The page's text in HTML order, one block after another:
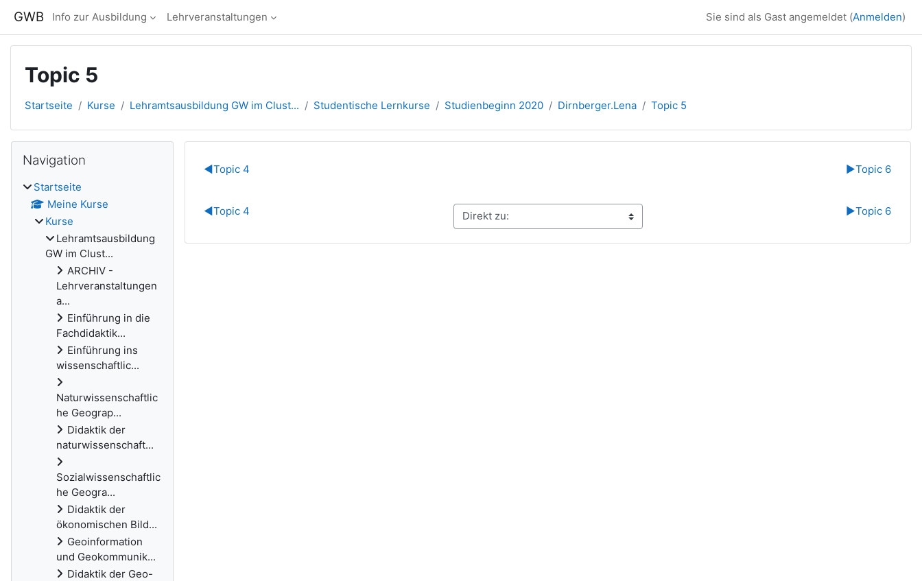
GWB Info zur Ausbildung Lehrveranstaltungen Sie sind als Gast angemeldet (Anmelden)
Topic 5
Startseite Kurse Lehramtsausbildung GW im Clust... Studentische Lernkurse Studienbeginn 2020 Dirnberger.Lena Topic 5
Abschnittsübersicht
◀︎Topic 4 ▶︎Topic 6
◀︎Topic 4 ▶︎Topic 6
Blöcke
Navigation
Startseite
Meine Kurse
Kurse
Lehramtsausbildung
GW im Clust...
ARCHIV -
Lehrveranstaltungen
a...
Einführung in die
Fachdidaktik...
Einführung ins
wissenschaftlic...
Naturwissenschaftlic
he Geograp...
Didaktik der
naturwissenschaft...
Sozialwissenschaftlic
he Geogra...
Didaktik der
ökonomischen Bild...
Geoinformation
und Geokommunik...
Didaktik der Geo-